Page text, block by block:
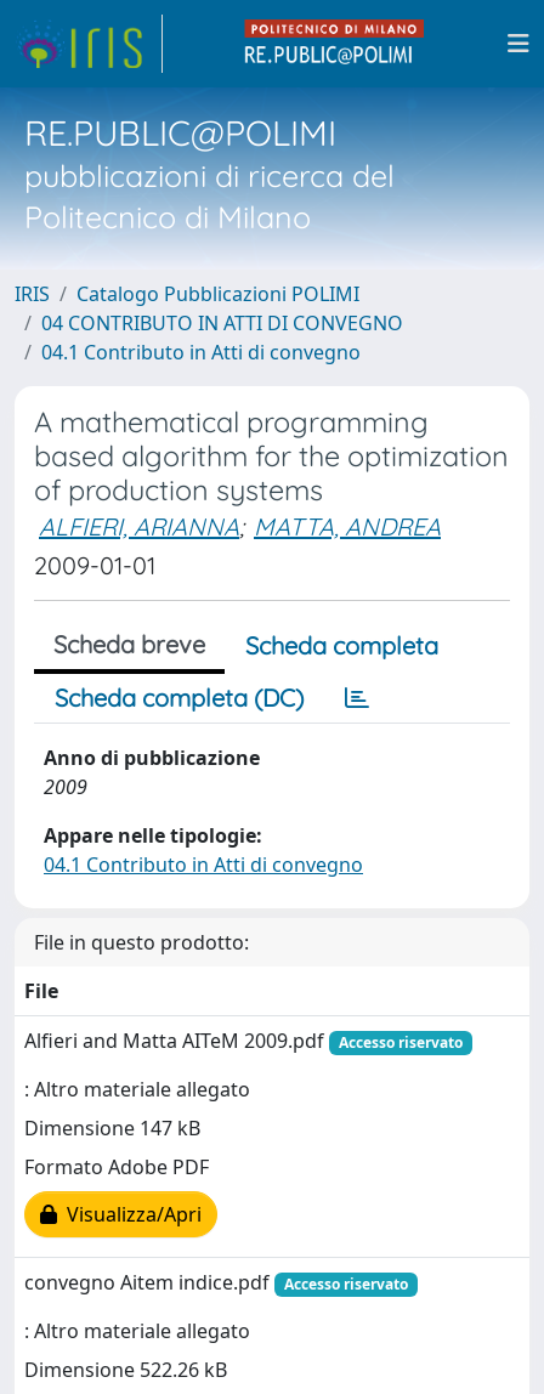
RE.PUBLIC@POLIMI
pubblicazioni di ricerca del
Politecnico di Milano
IRIS
Catalogo Pubblicazioni POLIMI
04 CONTRIBUTO IN ATTI DI CONVEGNO
04.1 Contributo in Atti di convegno
A mathematical programming
based algorithm for the optimization
of production systems
ALFIERI, ARIANNA; MATTA, ANDREA
2009-01-01
Scheda breve
Scheda completa
Scheda completa (DC)
Anno di pubblicazione
2009
Appare nelle tipologie:
04.1 Contributo in Atti di convegno
File in questo prodotto:
File
Alfieri and Matta AITeM 2009.pdf
Accesso riservato
: Altro materiale allegato
Dimensione 147 kB
Formato Adobe PDF
Visualizza/Apri
convegno Aitem indice.pdf Accesso riservato
: Altro materiale allegato
Dimensione 522.26 kB